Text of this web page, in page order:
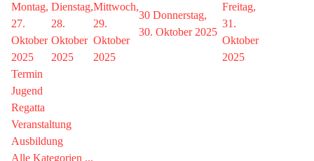
Montag,
27.
Oktober
2025
Dienstag,
28.
Oktober
2025
Mittwoch,
29.
Oktober
2025
30 Donnerstag,
30. Oktober 2025
Freitag,
31.
Oktober
2025
Termin
Jugend
Regatta
Veranstaltung
Ausbildung
Alle Kategorien ...